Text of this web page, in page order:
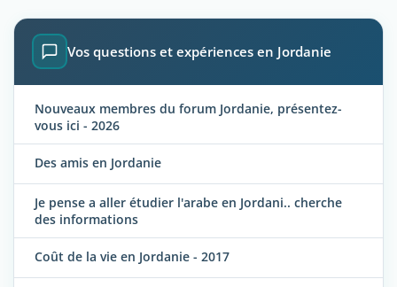
Vos questions et expériences en Jordanie
Nouveaux membres du forum Jordanie, présentez-
vous ici - 2026
Des amis en Jordanie
Je pense a aller étudier l'arabe en Jordani.. cherche
des informations
Coût de la vie en Jordanie - 2017